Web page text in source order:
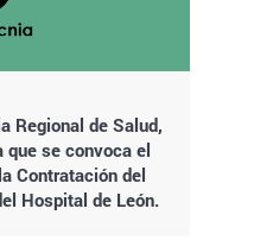
Regional de Salud,
que se convoca el
Contratación del
Hospital de León.